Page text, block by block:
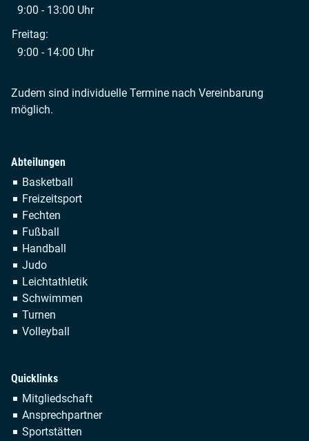
9:00 - 13:00 Uhr
Freitag:
9:00 - 14:00 Uhr
Zudem sind individuelle Termine nach Vereinbarung
möglich.
Abteilungen
Navigation
überspringen
Basketball
Freizeitsport
Fechten
Fußball
Handball
Judo
Leichtathletik
Schwimmen
Turnen
Volleyball
Quicklinks
Navigation
überspringen
Mitgliedschaft
Ansprechpartner
Sportstätten